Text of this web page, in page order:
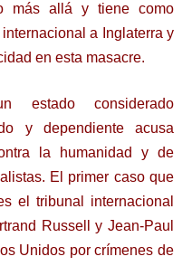
más allá y tiene como
a Inglaterra y
en esta masacre.
considerado
y dependiente acusa
la humanidad y de
El primer caso que
el tribunal internacional
Russell y Jean-Paul
Unidos por crímenes de